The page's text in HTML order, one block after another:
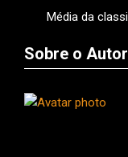
Média da
Sobre o Autor